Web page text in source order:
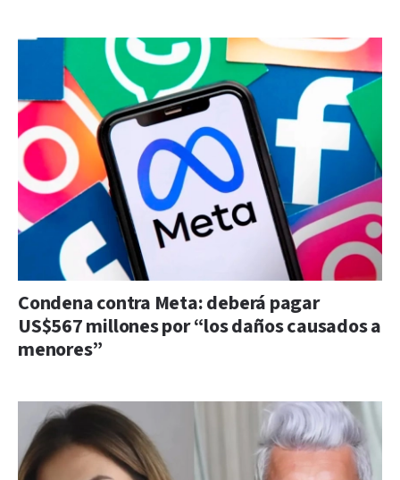
Condena contra Meta: deberá pagar
US$567 millones por “los daños causados a
menores”